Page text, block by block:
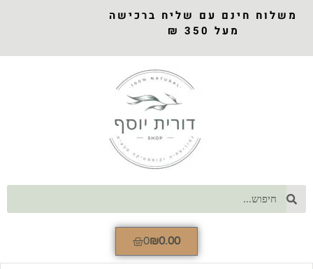
משלוח חינם עם שליח ברכישה
מעל 350 ₪
₪0.00
0